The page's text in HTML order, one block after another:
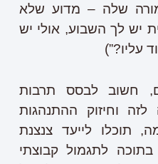
שלה – מדוע שלא
יש לך השבוע, אולי ​​יש
עליו?”)
חשוב לבסס תרבות
וחיזוק ההתנהגות
תוכלו לייעד צנצנת
לתגמול קבוצתי